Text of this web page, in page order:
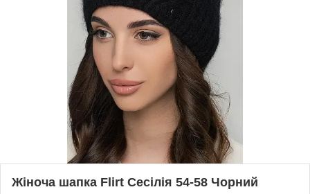
Жіноча шапка Flirt Сесілія 54-58 Чорний